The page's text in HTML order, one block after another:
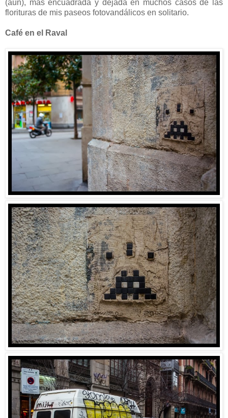
(aún), más encuadrada y dejada en muchos casos de las
florituras de mis paseos fotovandálicos en solitario.
Café en el Raval